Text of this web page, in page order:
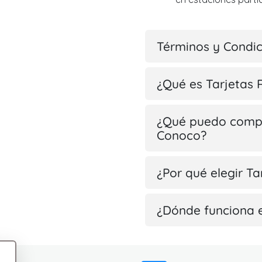
Términos y
¿Qué es Tarjetas
¿Qué puedo
Conoco?
¿Por qué elegir
¿Dónde funciona